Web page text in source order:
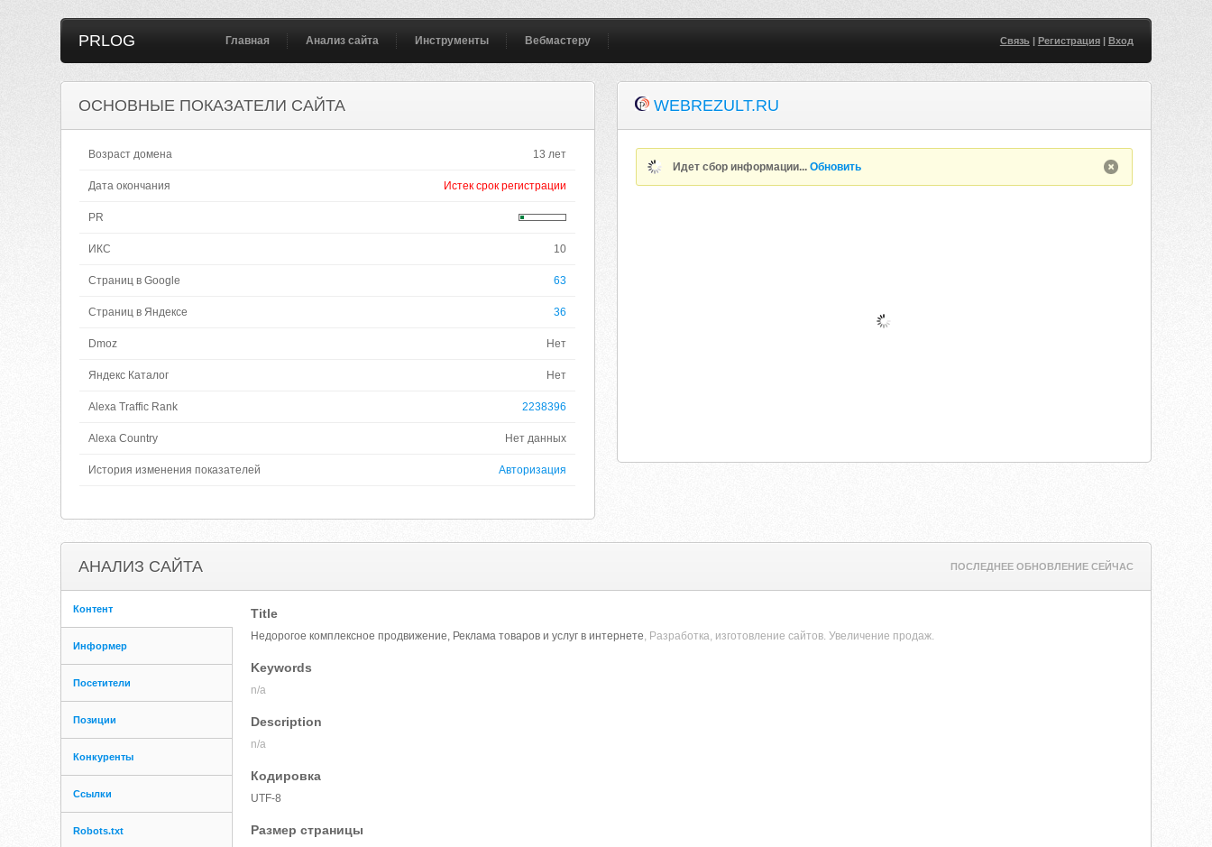
PRLOG Главная Анализ сайта Инструменты Вебмастеру Связь| Регистрация| Вход
ОСНОВНЫЕ ПОКАЗАТЕЛИ САЙТА
Возраст домена 13 лет
Дата окончания Истек срок регистрации
PR
ИКС 10
Страниц в Google 63
Страниц в Яндексе 36
Dmoz Нет
Яндекс Каталог Нет
Alexa Traffic Rank 2238396
Alexa Country Нет данных
История изменения показателей Авторизация
WEBREZULT.RU
Идет сбор информации...Обновить
АНАЛИЗ САЙТА ПОСЛЕДНЕЕ ОБНОВЛЕНИЕ СЕЙЧАС
Контент
Информер
Посетители
Позиции
Конкуренты
Ссылки
Robots.txt
Title
Недорогое комплексное продвижение, Реклама товаров и услуг в интернете, Разработка, изготовление сайтов. Увеличение продаж.
Keywords
n/a
Description
n/a
Кодировка
UTF-8
Размер страницы